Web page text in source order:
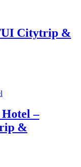
Citytrip &
–
&